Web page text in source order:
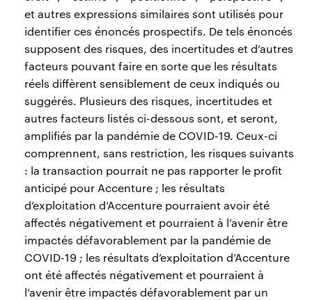
et autres expressions similaires sont utilisés pour
identifier ces énoncés prospectifs. De tels énoncés
supposent des risques, des incertitudes et d’autres
facteurs pouvant faire en sorte que les résultats
réels diffèrent sensiblement de ceux indiqués ou
suggérés. Plusieurs des risques, incertitudes et
autres facteurs listés ci-dessous sont, et seront,
amplifiés par la pandémie de COVID-19. Ceux-ci
comprennent, sans restriction, les risques suivants
: la transaction pourrait ne pas rapporter le profit
anticipé pour Accenture ; les résultats
d’exploitation d’Accenture pourraient avoir été
affectés négativement et pourraient à l’avenir être
impactés défavorablement par la pandémie de
COVID-19 ; les résultats d’exploitation d’Accenture
ont été affectés négativement et pourraient à
l’avenir être impactés défavorablement par un